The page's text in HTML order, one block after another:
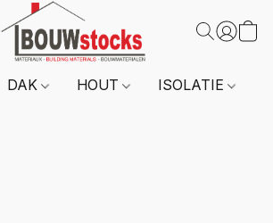
DAK HOUT ISOLATIE